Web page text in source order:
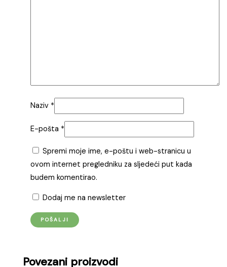
Naziv *
E-pošta *
Spremi moje ime, e-poštu i web-stranicu u
ovom internet pregledniku za sljedeći put kada
budem komentirao.
Dodaj me na newsletter
Povezani proizvodi